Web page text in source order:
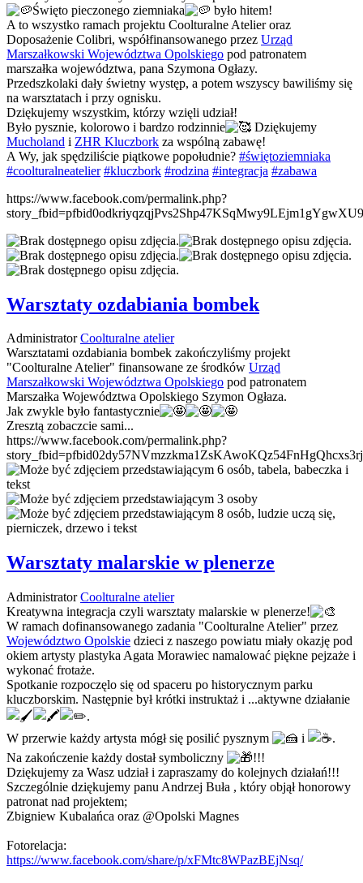
Święto pieczonego ziemniaka
było hitem!
A to wszystko ramach projektu Coolturalne Atelier oraz
Doposażenie Colibri, współfinansowanego przez Urząd
Marszałkowski Województwa Opolskiego pod patronatem
marszałka województwa, pana Szymona Ogłazy.
Przedszkolaki dały świetny występ, a potem wszyscy bawiliśmy się
na warsztatach i przy ognisku.
Dziękujemy wszystkim, którzy wzięli udział!
Było pysznie, kolorowo i bardzo rodzinnie
Dziękujemy
Mucholand i ZHR Kluczbork za wspólną zabawę!
A Wy, jak spędziliście piątkowe popołudnie? #świętoziemniaka
#coolturalneatelier #kluczbork #rodzina #integracja #zabawa
https://www.facebook.com/permalink.php?
Warsztaty ozdabiania bombek
Administrator Coolturalne atelier
Warsztatami ozdabiania bombek zakończyliśmy projekt
"Coolturalne Atelier" finansowane ze środków Urząd
Marszałkowski Województwa Opolskiego pod patronatem
Marszałka Województwa Opolskiego Szymon Ogłaza.
Jak zwykle było fantastycznie
Zresztą zobaczcie sami...
https://www.facebook.com/permalink.php?
Warsztaty malarskie w plenerze
Administrator Coolturalne atelier
Kreatywna integracja czyli warsztaty malarskie w plenerze!
W ramach dofinansowanego zadania "Coolturalne Atelier" przez
Województwo Opolskie dzieci z naszego powiatu miały okazję pod
okiem artysty plastyka Agata Morawiec namalować piękne pejzaże i
wykonać frotaże.
Spotkanie rozpoczęlo się od spaceru po historycznym parku
kluczborskim. Następnie był krótki instruktaż i ...aktywne działanie
.
W przerwie każdy artysta mógł się posilić pysznym
i
.
Na zakończenie każdy dostał symboliczny
!!!
Dziękujemy za Wasz udział i zapraszamy do kolejnych działań!!!
Szczególnie dziękujemy panu Andrzej Buła , który objął honorowy
patronat nad projektem;
Zbigniew Kubalańca oraz @Opolski Magnes
Fotorelacja:
https://www.facebook.com/share/p/xFMtc8WPazBEjNsq/